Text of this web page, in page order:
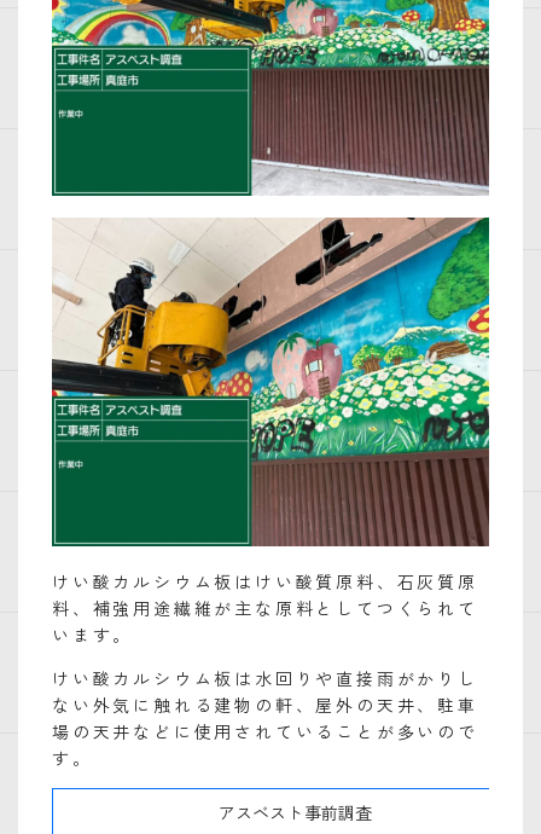
けい酸カルシウム板はけい酸質原料、石灰質原
料、補強用途繊維が主な原料としてつくられて
います。
けい酸カルシウム板は水回りや直接雨がかりし
ない外気に触れる建物の軒、屋外の天井、駐車
場の天井などに使用されていることが多いので
す。
アスベスト事前調査